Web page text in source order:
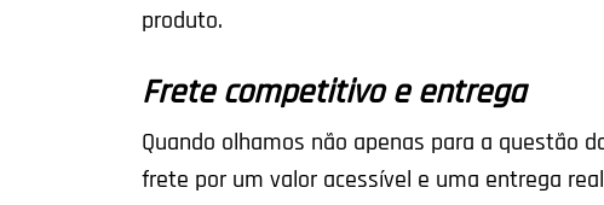
produto.
Frete competitivo e entrega
Quando olhamos não apenas para a questão
frete por um valor acessível e uma entrega